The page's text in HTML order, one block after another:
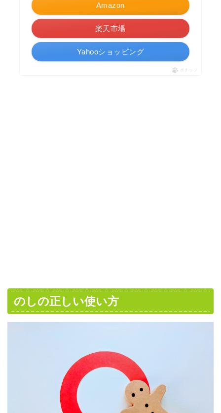
Amazon
楽天市場
Yahooショッピング
ポチップ
のしの正しい使い方